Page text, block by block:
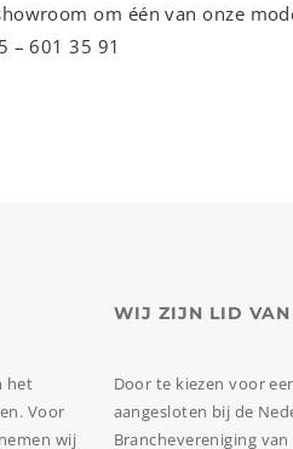
om één van onze
– 601 35 91
het
Voor
wij
WIJ ZIJN LID VAN
Door te kiezen voor
aangesloten bij de
Branchevereniging van